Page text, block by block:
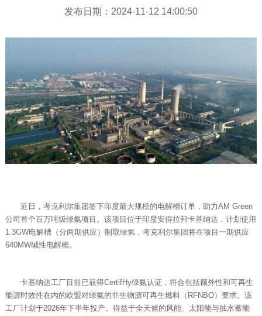
发布日期：2024-11-12 14:00:50
近日，考克利尔集团签下印度最大规模的电解槽订单，助力AM Green
公司首个百万吨级绿氨项目。该项目位于印度安得拉邦卡基纳达，计划使用
1.3GW电解槽（分两期供应）制取绿氢，考克利尔集团将在项目一期供应
640MW碱性电解槽。
卡基纳达工厂目前已获得CertifHy绿氨认证，符合包括额外性和可再生
能源时效性在内的欧盟对绿氨的非生物源可再生燃料（RFNBO）要求。该
工厂计划于2026年下半年投产。得益于全天候的风能、太阳能与抽水蓄能